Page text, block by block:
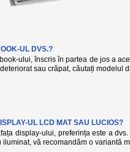
UL DVS.?
ului, înscris în partea de jos a
sau crăpat, căutați modelul
UL LCD MAT SAU LUCIOS?
display-ului, preferința este a
iluminat, vă recomandăm o variantă